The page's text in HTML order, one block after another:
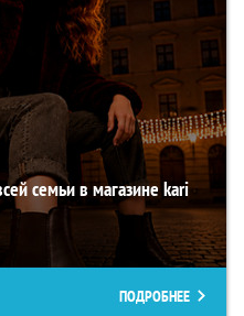
семьи в магазине kari
ПОДРОБНЕЕ